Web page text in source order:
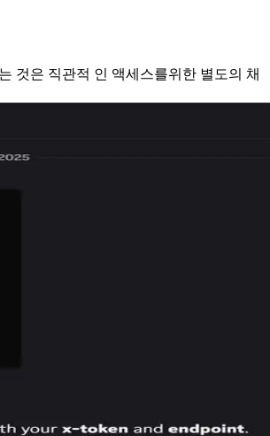
것은 직관적 인 액세스를위한 별도의 채